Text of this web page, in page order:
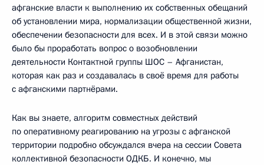
афганские власти к выполнению их собственных обещаний
об установлении мира, нормализации общественной жизни,
обеспечении безопасности для всех. И в этой связи можно
было бы проработать вопрос о возобновлении
деятельности Контактной группы ШОС – Афганистан,
которая как раз и создавалась в своё время для работы
с афганскими партнёрами.
Как вы знаете, алгоритм совместных действий
по оперативному реагированию на угрозы с афганской
территории подробно обсуждался вчера на сессии Совета
коллективной безопасности ОДКБ. И конечно, мы